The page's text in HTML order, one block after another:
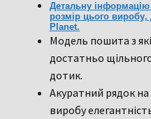
Детальну інформацію
розмір цього виробу,
Planet.
Модель пошита з
достатньо
дотик.
Акуратний рядок
виробу